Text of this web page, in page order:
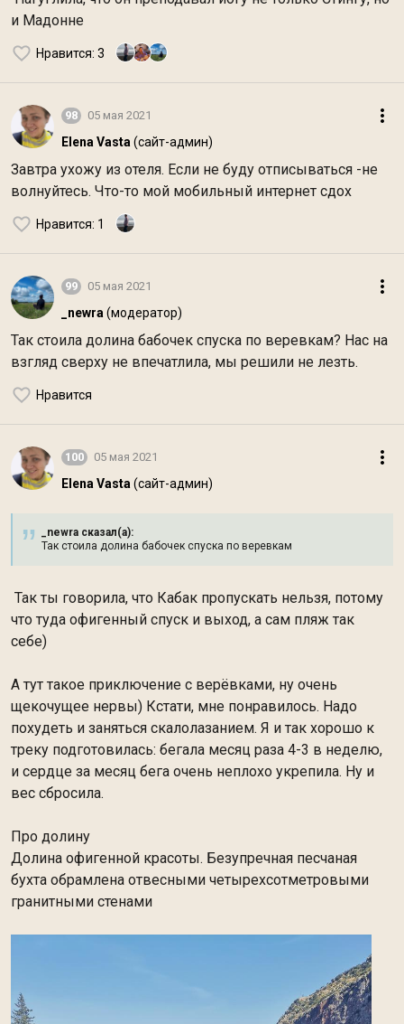
и Мадонне
Нравится: 3
98 05 мая 2021
Elena Vasta (сайт-админ)
Завтра ухожу из отеля. Если не буду отписываться -не
волнуйтесь. Что-то мой мобильный интернет сдох
Нравится: 1
99 05 мая 2021
_newra (модератор)
Так стоила долина бабочек спуска по веревкам? Нас на
взгляд сверху не впечатлила, мы решили не лезть.
Нравится
100 05 мая 2021
Elena Vasta (сайт-админ)
_newra сказал(а):
Так стоила долина бабочек спуска по веревкам
Так ты говорила, что Кабак пропускать нельзя, потому
что туда офигенный спуск и выход, а сам пляж так
себе)
А тут такое приключение с верёвками, ну очень
щекочущее нервы) Кстати, мне понравилось. Надо
похудеть и заняться скалолазанием. Я и так хорошо к
треку подготовилась: бегала месяц раза 4-3 в неделю,
и сердце за месяц бега очень неплохо укрепила. Ну и
вес сбросила.
Про долину
Долина офигенной красоты. Безупречная песчаная
бухта обрамлена отвесными четырехсотметровыми
гранитными стенами